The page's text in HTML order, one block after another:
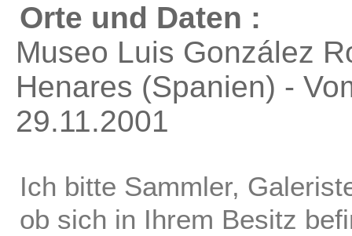
Orte und Daten :
Museo Luis González
Henares (Spanien) -
29.11.2001
Ich bitte Sammler,
ob sich in Ihrem Besitz